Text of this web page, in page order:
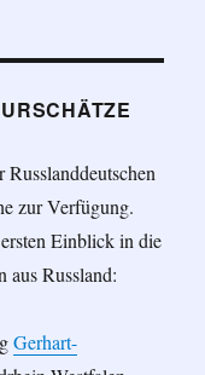
zur Verfügung.
Einblick in die
aus Russland:
Gerhart-